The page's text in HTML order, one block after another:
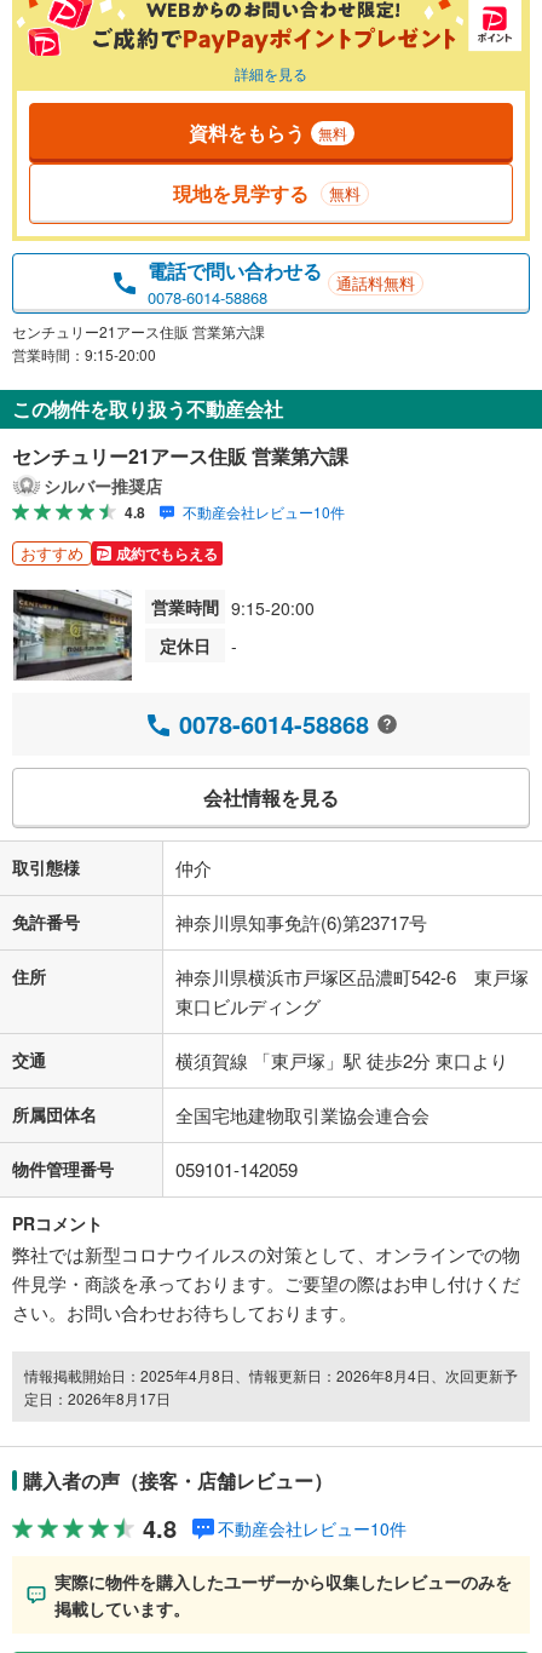
詳細を見る
資料をもらう 無料
現地を見学する 無料
電話で問い合わせる
0078-6014-58868
通話料無料
センチュリー21アース住販 営業第六課
営業時間：9:15-20:00
この物件を取り扱う不動産会社
センチュリー21アース住販 営業第六課
シルバー推奨店
4.8 不動産会社レビュー10件
おすすめ 成約でもらえる
営業時間 9:15-20:00
定休日
-
0078-6014-58868
会社情報を見る
取引態様 仲介
免許番号 神奈川県知事免許(6)第23717号
住所
神奈川県横浜市戸塚区品濃町542-6 東戸塚
東口ビルディング
交通 横須賀線 「東戸塚」駅 徒歩2分 東口より
所属団体名 全国宅地建物取引業協会連合会
物件管理番号 059101-142059
PRコメント
弊社では新型コロナウイルスの対策として、オンラインでの物
件見学・商談を承っております。ご要望の際はお申し付けくだ
さい。お問い合わせお待ちしております。
情報掲載開始日：2025年4月8日、情報更新日：2026年8月4日、次回更新予
定日：2026年8月17日
購入者の声（接客・店舗レビュー）
4.8 不動産会社レビュー10件
実際に物件を購入したユーザーから収集したレビューのみを
掲載しています。